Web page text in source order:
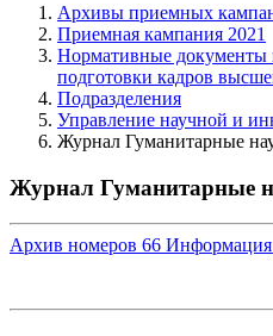
Архивы приемных
Приемная кампания 2021
Нормативные документы
подготовки кадров
Подразделения
Управление научной и
Журнал Гуманитарные
Журнал Гуманитарные
Архив номеров 66 Информация